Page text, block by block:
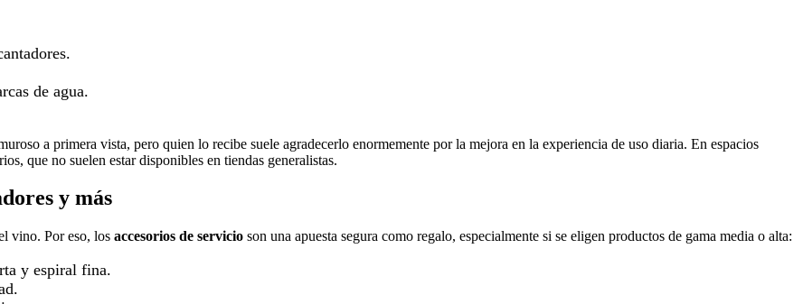
de agua.
a primera vista, pero quien lo recibe suele agradecerlo enormemente por la mejora en la experiencia de uso diaria. En espacios
que no suelen estar disponibles en tiendas generalistas.
y más
vino. Por eso, los accesorios de servicio son una apuesta segura como regalo, especialmente si se eligen productos de gama media o alta:
y espiral fina.